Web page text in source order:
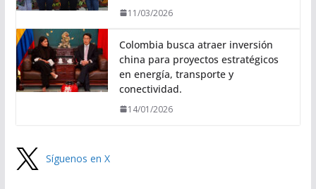
11/03/2026
Colombia busca atraer inversión
china para proyectos estratégicos
en energía, transporte y
conectividad.
14/01/2026
Síguenos en X